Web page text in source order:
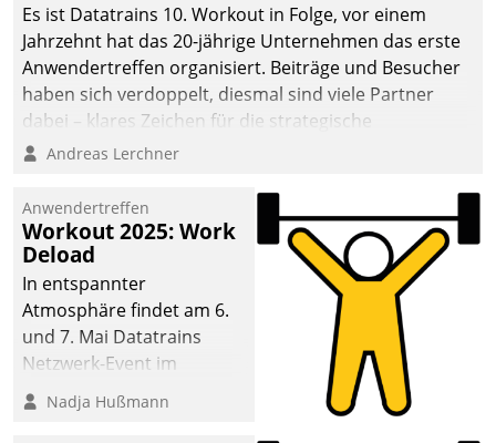
Es ist Datatrains 10. Workout in Folge, vor einem
Jahrzehnt hat das 20-jährige Unternehmen das erste
Anwendertreffen organisiert. Beiträge und Besucher
haben sich verdoppelt, diesmal sind viele Partner
dabei – klares Zeichen für die strategische
Fokussierung auf den Kunden.
Andreas Lerchner
Anwendertreffen
Workout 2025: Work
Deload
In entspannter
Atmosphäre findet am 6.
und 7. Mai Datatrains
Netzwerk-Event im
Kunden- und Partnerkreis
statt. Zentrale Frage: Wie
Nadja Hußmann